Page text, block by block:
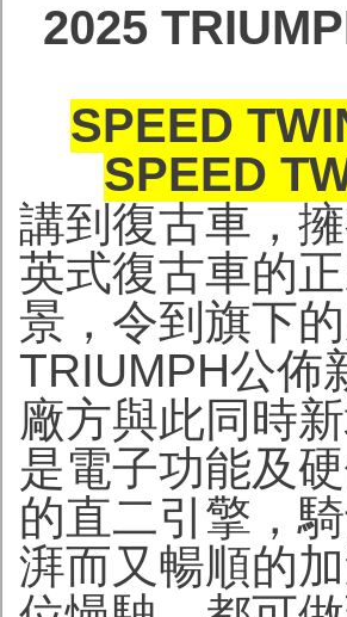
2025
SPEED
SPEED
講到復古車，
英式復古車的
景，令到旗下
TRIUMPH公佈
廠方與此同時
是電子功能及
的直二引擎，
湃而又暢順的